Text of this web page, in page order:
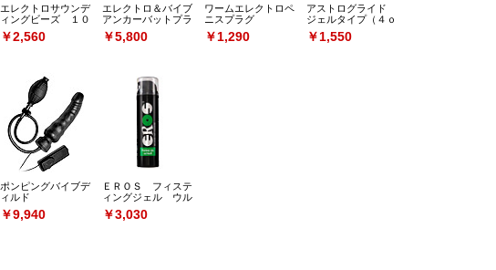
エレクトロサウンデ
ィングビーズ １０
ｍｍ
￥2,560
エレクトロ＆バイブ
アンカーバットプラ
グ
￥5,800
ワームエレクトロペ
ニスプラグ
￥1,290
アストログライド
ジェルタイプ（４ｏ
ｚ）
￥1,550
ポンピングバイブデ
ィルド
￥9,940
ＥＲＯＳ フィステ
ィングジェル ウル
トラＸ
￥3,030